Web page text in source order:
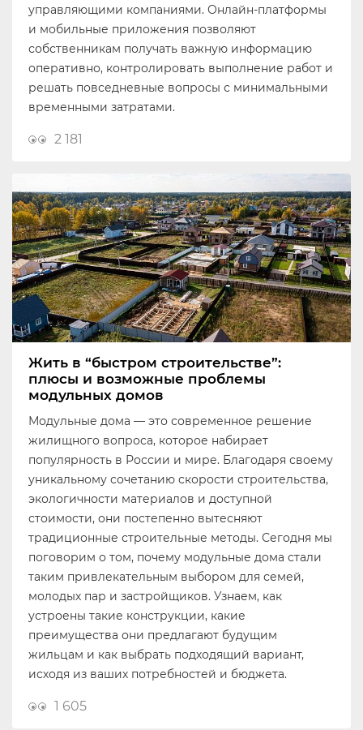
управляющими компаниями. Онлайн-платформы
и мобильные приложения позволяют
собственникам получать важную информацию
оперативно, контролировать выполнение работ и
решать повседневные вопросы с минимальными
временными затратами.
2 181
Жить в “быстром строительстве”:
плюсы и возможные проблемы
модульных домов
Модульные дома — это современное решение
жилищного вопроса, которое набирает
популярность в России и мире. Благодаря своему
уникальному сочетанию скорости строительства,
экологичности материалов и доступной
стоимости, они постепенно вытесняют
традиционные строительные методы. Сегодня мы
поговорим о том, почему модульные дома стали
таким привлекательным выбором для семей,
молодых пар и застройщиков. Узнаем, как
устроены такие конструкции, какие
преимущества они предлагают будущим
жильцам и как выбрать подходящий вариант,
исходя из ваших потребностей и бюджета.
1 605